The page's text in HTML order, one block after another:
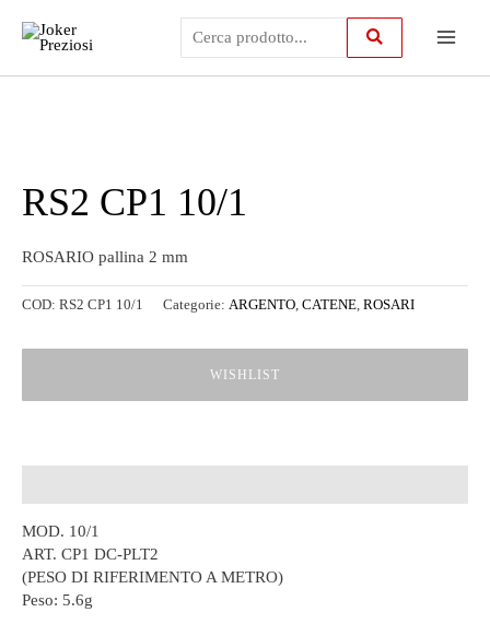
contenuto
RS2 CP1 10/1
ROSARIO pallina 2 mm
COD: RS2 CP1 10/1 Categorie: ARGENTO, CATENE, ROSARI
WISHLIST
MOD. 10/1
ART. CP1 DC-PLT2
(PESO DI RIFERIMENTO A METRO)
Peso: 5.6g